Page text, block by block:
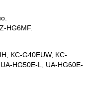
HG6MF.
KC-G40EUW, KC-
HG50E-L, UA-HG60E-